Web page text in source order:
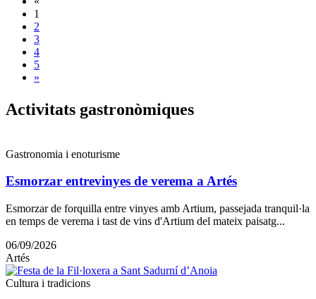
1
2
3
4
5
»
Activitats gastronòmiques
Gastronomia i enoturisme
Esmorzar entrevinyes de verema a Artés
Esmorzar de forquilla entre vinyes amb Artium, passejada tranquil·la
en temps de verema i tast de vins d'Artium del mateix paisatg...
06/09/2026
Artés
Cultura i tradicions